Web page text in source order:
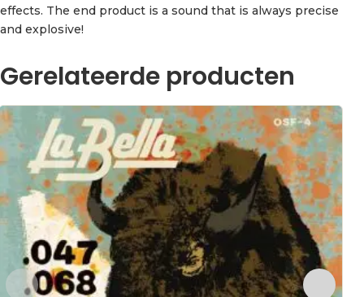
effects. The end product is a sound that is always precise
and explosive!
Gerelateerde producten